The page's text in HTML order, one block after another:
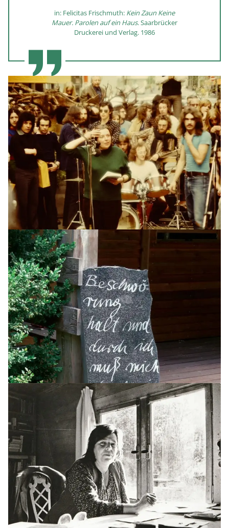
in: Felicitas Frischmuth: Kein Zaun Keine
Mauer. Parolen auf ein Haus. Saarbrücker
Druckerei und Verlag. 1986